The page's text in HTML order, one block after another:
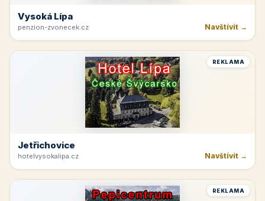
Vysoká Lípa
penzion-zvonecek.cz Navštívit →
REKLAMA
Jetřichovice
hotelvysokalipa.cz Navštívit →
REKLAMA